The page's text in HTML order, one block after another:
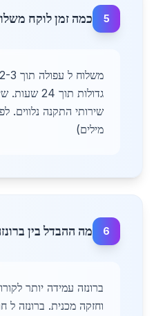
5 כמה זמן לוקח
גדולות תוך
מילים)
6 מה ההבדל בין
ברונזה עמידה יותר
וחזקה מכנית. ברונזה ל